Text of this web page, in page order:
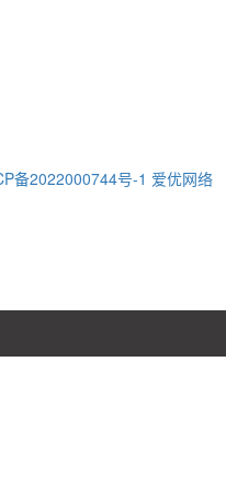
备2022000744号-1 爱优网络